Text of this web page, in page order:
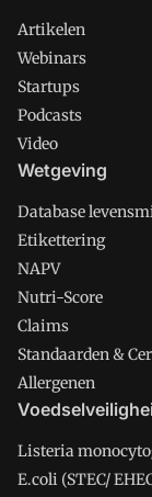
Artikelen
Webinars
Startups
Podcasts
Video
Wetgeving
Database
Etikettering
NAPV
Nutri-Score
Claims
Standaarden &
Allergenen
Listeria
E.coli (STEC/